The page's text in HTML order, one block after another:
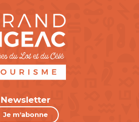
Newsletter
Je m'abonne